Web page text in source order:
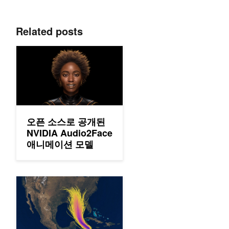
Related posts
오픈 소스로 공개된
NVIDIA Audio2Face
애니메이션 모델
오픈 소스로 공개된 NVIDIA Audio2Face 애니메이션 모델
슈퍼컴퓨터 없이도 수분 만에 극한 기상 예측하기